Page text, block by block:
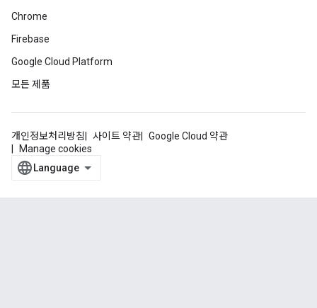
Chrome
Firebase
Google Cloud Platform
모든 제품
개인정보처리방침 사이트 약관
Google Cloud 약관
Manage cookies